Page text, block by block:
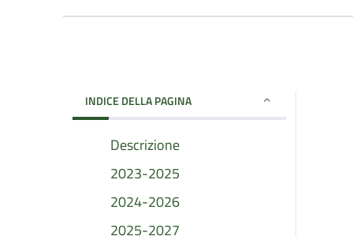
INDICE DELLA PAGINA
Descrizione
2023-2025
2024-2026
2025-2027